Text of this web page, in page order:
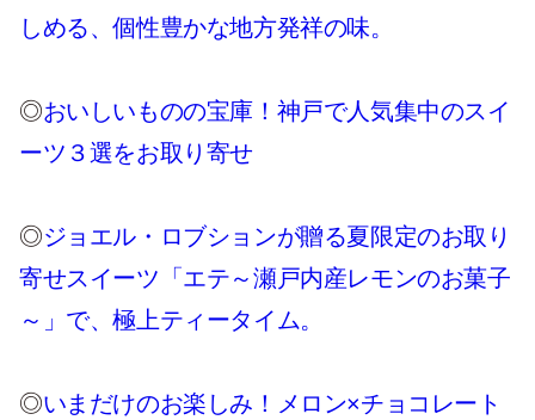
しめる、個性豊かな地方発祥の味。
◎おいしいものの宝庫！神戸で人気集中のスイ
ーツ３選をお取り寄せ
◎ジョエル・ロブションが贈る夏限定のお取り
寄せスイーツ「エテ～瀬戸内産レモンのお菓子
～」で、極上ティータイム。
◎いまだけのお楽しみ！メロン×チョコレート